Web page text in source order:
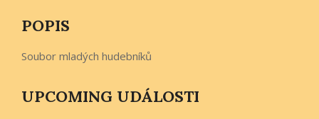
POPIS
Soubor mladých hudebníků
UPCOMING UDÁLOSTI